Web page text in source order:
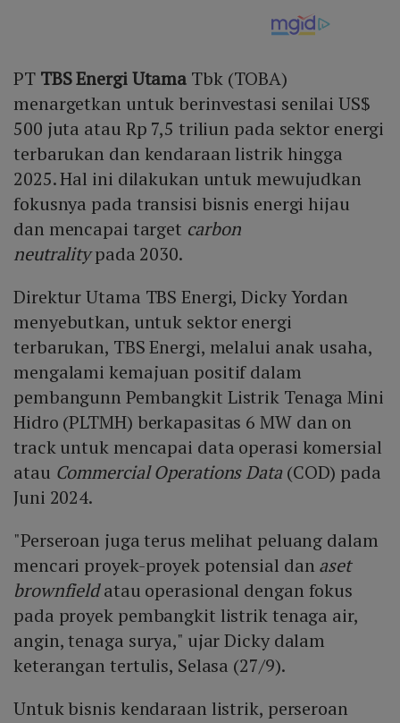
PT TBS Energi Utama Tbk (TOBA)
menargetkan untuk berinvestasi senilai US$
500 juta atau Rp 7,5 triliun pada sektor energi
terbarukan dan kendaraan listrik hingga
2025. Hal ini dilakukan untuk mewujudkan
fokusnya pada transisi bisnis energi hijau
dan mencapai target carbon
neutralitypada 2030.
Direktur Utama TBS Energi, Dicky Yordan
menyebutkan, untuk sektor energi
terbarukan, TBS Energi, melalui anak usaha,
mengalami kemajuan positif dalam
pembangunn Pembangkit Listrik Tenaga Mini
Hidro (PLTMH) berkapasitas 6 MW dan on
track untuk mencapai data operasi komersial
atau Commercial Operations Data(COD) pada
Juni 2024.
"Perseroan juga terus melihat peluang dalam
mencari proyek-proyek potensial dan aset
brownfieldatau operasional dengan fokus
pada proyek pembangkit listrik tenaga air,
angin, tenaga surya," ujar Dicky dalam
keterangan tertulis, Selasa (27/9).
Untuk bisnis kendaraan listrik, perseroan